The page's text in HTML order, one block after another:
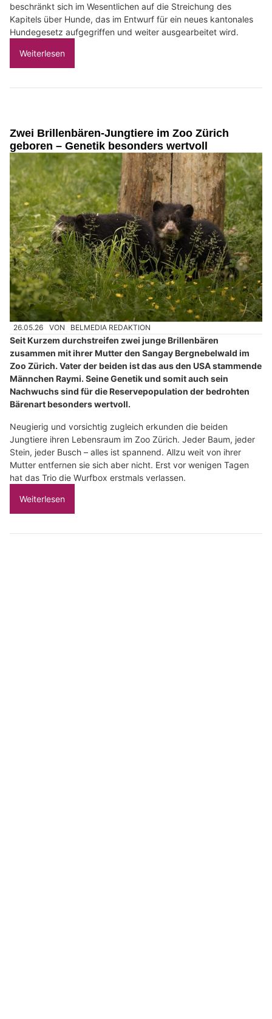
beschränkt sich im Wesentlichen auf die Streichung des
Kapitels über Hunde, das im Entwurf für ein neues kantonales
Hundegesetz aufgegriffen und weiter ausgearbeitet wird.
Weiterlesen
Zwei Brillenbären-Jungtiere im Zoo Zürich
geboren – Genetik besonders wertvoll
26.05.26 VON BELMEDIA REDAKTION
Seit Kurzem durchstreifen zwei junge Brillenbären
zusammen mit ihrer Mutter den Sangay Bergnebelwald im
Zoo Zürich. Vater der beiden ist das aus den USA stammende
Männchen Raymi. Seine Genetik und somit auch sein
Nachwuchs sind für die Reservepopulation der bedrohten
Bärenart besonders wertvoll.
Neugierig und vorsichtig zugleich erkunden die beiden
Jungtiere ihren Lebensraum im Zoo Zürich. Jeder Baum, jeder
Stein, jeder Busch – alles ist spannend. Allzu weit von ihrer
Mutter entfernen sie sich aber nicht. Erst vor wenigen Tagen
hat das Trio die Wurfbox erstmals verlassen.
Weiterlesen